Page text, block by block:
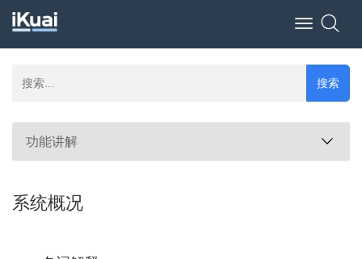
Toggle
搜索
功能讲解
系统概况